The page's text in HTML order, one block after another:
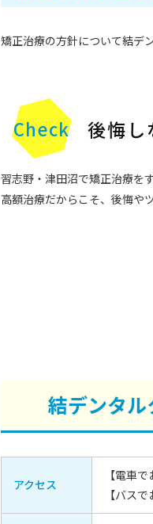
矯正治療の方針について結デ
後悔し
習志野・津田沼で矯正治療を
高額治療だからこそ、後悔や
結デンタ
アクセス
【電車
【バス